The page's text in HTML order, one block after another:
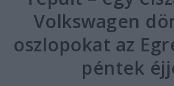
Volkswagen
oszlopokat az
péntek